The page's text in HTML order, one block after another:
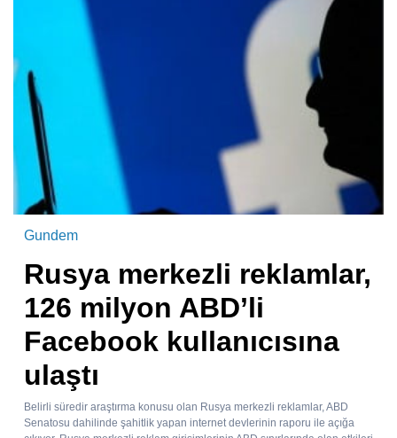
Gundem
Rusya merkezli reklamlar,
126 milyon ABD’li
Facebook kullanıcısına
ulaştı
Belirli süredir araştırma konusu olan Rusya merkezli reklamlar, ABD
Senatosu dahilinde şahitlik yapan internet devlerinin raporu ile açığa